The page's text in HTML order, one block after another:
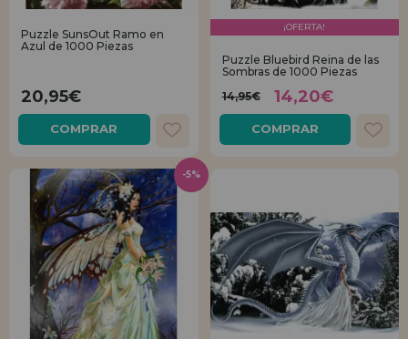
Puzzle SunsOut Ramo en
Azul de 1000 Piezas
20,95€
COMPRAR
¡OFERTA!
Puzzle Bluebird Reina de las
Sombras de 1000 Piezas
14,95€
14,20€
COMPRAR
-5%